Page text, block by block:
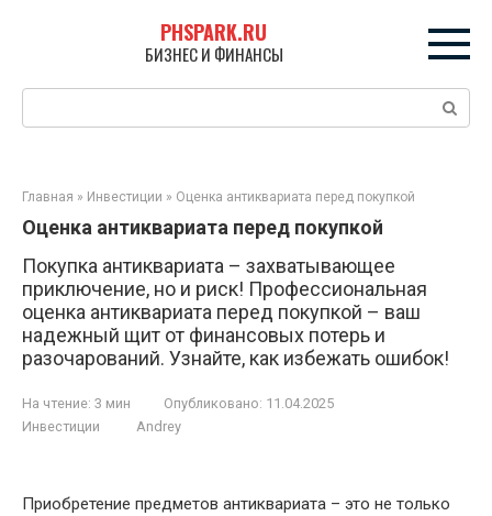
PHSPARK.RU
БИЗНЕС И ФИНАНСЫ
Поиск:
Главная » Инвестиции » Оценка антиквариата перед покупкой
Оценка антиквариата перед покупкой
Покупка антиквариата – захватывающее
приключение, но и риск! Профессиональная
оценка антиквариата перед покупкой – ваш
надежный щит от финансовых потерь и
разочарований. Узнайте, как избежать ошибок!
На чтение: 3 мин Опубликовано: 11.04.2025
Инвестиции
Andrey
Приобретение предметов антиквариата – это не только